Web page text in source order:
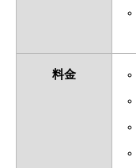
料金